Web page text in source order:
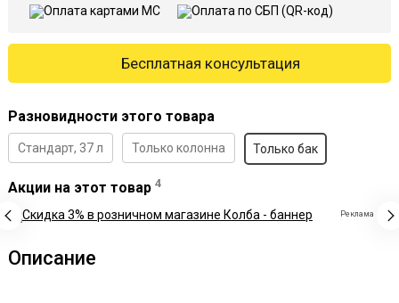
Бесплатная консультация
Разновидности этого товара
Стандарт, 37 л Только колонна Только бак
Акции на этот товар 4
Реклама
Описание